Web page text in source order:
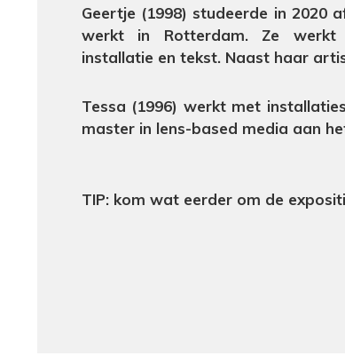
Geertje (1998) studeerde in 2020
werkt in Rotterdam. Ze werkt
installatie en tekst. Naast haar
Tessa (1996) werkt met
master in lens-based media aan
TIP: kom wat eerder om de